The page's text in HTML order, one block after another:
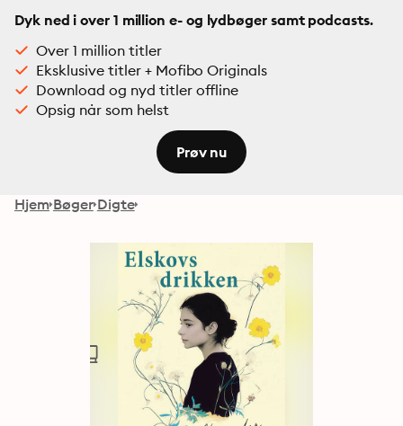
Dyk ned i over 1 million e- og lydbøger samt podcasts.
Over 1 million titler
Eksklusive titler + Mofibo Originals
Download og nyd titler offline
Opsig når som helst
Prøv nu
Hjem Bøger Digte